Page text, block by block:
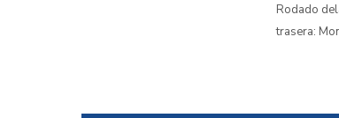
Rodado
trasera: